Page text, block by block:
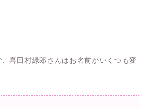
喜田村緑郎さんはお名前がいくつも変